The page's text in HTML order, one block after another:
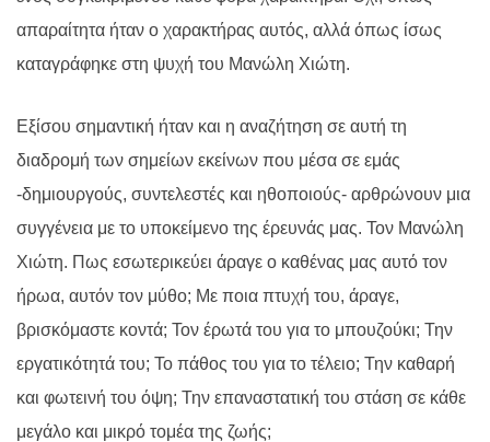
απαραίτητα ήταν ο χαρακτήρας αυτός, αλλά όπως ίσως
καταγράφηκε στη ψυχή του Μανώλη Χιώτη.
Εξίσου σημαντική ήταν και η αναζήτηση σε αυτή τη
διαδρομή των σημείων εκείνων που μέσα σε εμάς
-δημιουργούς, συντελεστές και ηθοποιούς- αρθρώνουν μια
συγγένεια με το υποκείμενο της έρευνάς μας. Τον Μανώλη
Χιώτη. Πως εσωτερικεύει άραγε ο καθένας μας αυτό τον
ήρωα, αυτόν τον μύθο; Με ποια πτυχή του, άραγε,
βρισκόμαστε κοντά; Τον έρωτά του για το μπουζούκι; Την
εργατικότητά του; Το πάθος του για το τέλειο; Την καθαρή
και φωτεινή του όψη; Την επαναστατική του στάση σε κάθε
μεγάλο και μικρό τομέα της ζωής;